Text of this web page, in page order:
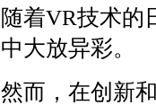
随着VR技术的
中大放异彩。
然而，在创新